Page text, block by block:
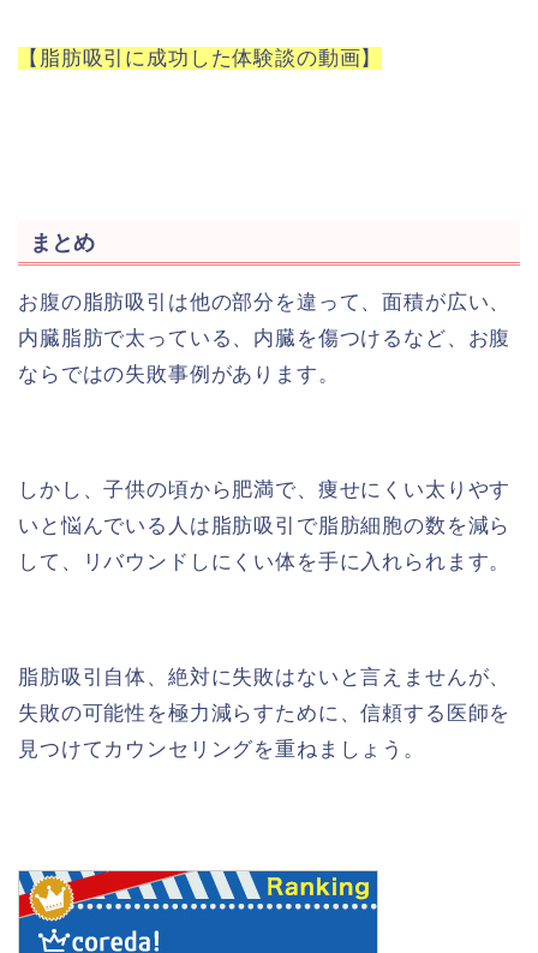
【脂肪吸引に成功した体験談の動画】
まとめ
お腹の脂肪吸引は他の部分を違って、面積が広い、
内臓脂肪で太っている、内臓を傷つけるなど、お腹
ならではの失敗事例があります。
しかし、子供の頃から肥満で、痩せにくい太りやす
いと悩んでいる人は脂肪吸引で脂肪細胞の数を減ら
して、リバウンドしにくい体を手に入れられます。
脂肪吸引自体、絶対に失敗はないと言えませんが、
失敗の可能性を極力減らすために、信頼する医師を
見つけてカウンセリングを重ねましょう。